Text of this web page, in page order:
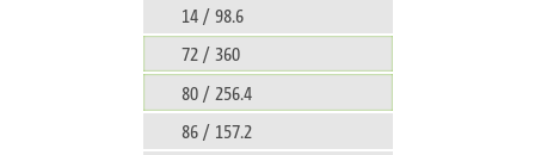
14 / 98.6
72 / 360
80 / 256.4
86 / 157.2